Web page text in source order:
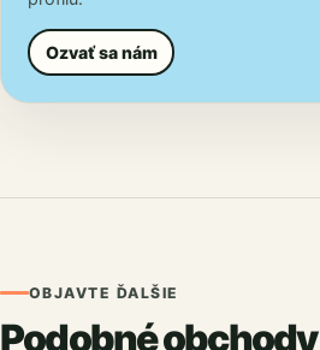
Ozvať sa nám
OBJAVTE ĎALŠIE
Podobné obchody